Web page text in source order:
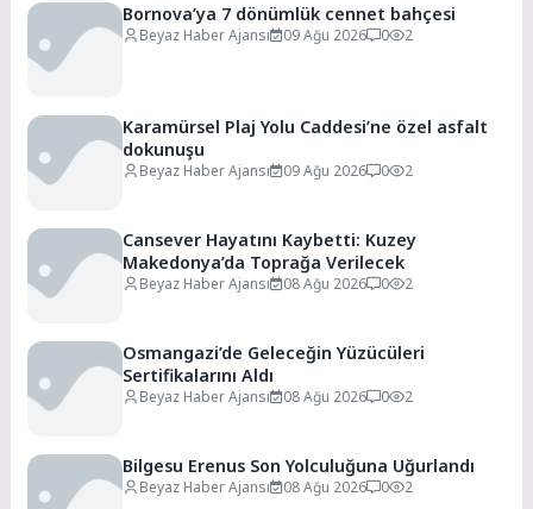
Bornova’ya 7 dönümlük cennet bahçesi
Beyaz Haber Ajansı 09 Ağu 2026 0 2
Karamürsel Plaj Yolu Caddesi’ne özel asfalt
dokunuşu
Beyaz Haber Ajansı 09 Ağu 2026 0 2
Cansever Hayatını Kaybetti: Kuzey
Makedonya’da Toprağa Verilecek
Beyaz Haber Ajansı 08 Ağu 2026 0 2
Osmangazi’de Geleceğin Yüzücüleri
Sertifikalarını Aldı
Beyaz Haber Ajansı 08 Ağu 2026 0 2
Bilgesu Erenus Son Yolculuğuna Uğurlandı
Beyaz Haber Ajansı 08 Ağu 2026 0 2